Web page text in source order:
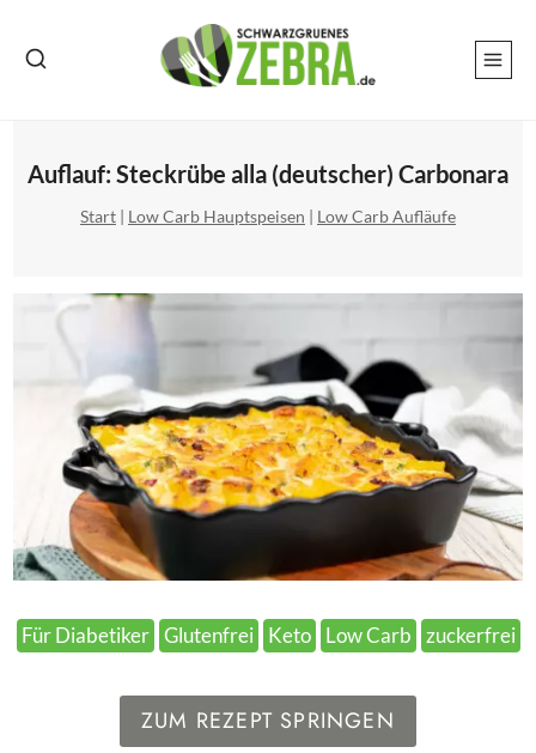
Inhalt
Auflauf: Steckrübe alla (deutscher) Carbonara
Start | Low Carb Hauptspeisen | Low Carb Aufläufe
Für Diabetiker Glutenfrei Keto Low Carb zuckerfrei
ZUM REZEPT SPRINGEN